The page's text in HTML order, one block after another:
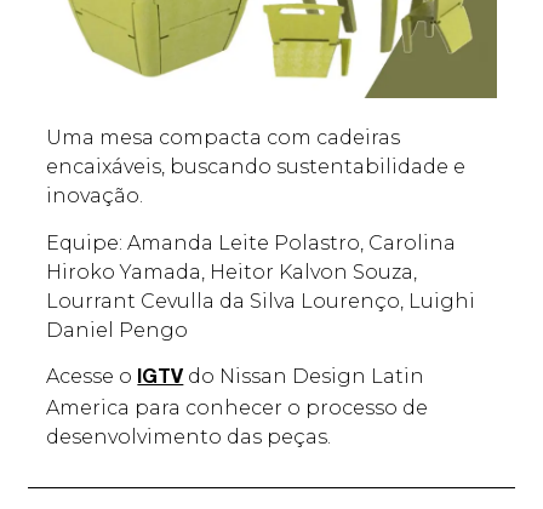
Uma mesa compacta com cadeiras
encaixáveis, buscando sustentabilidade e
inovação.
Equipe: Amanda Leite Polastro, Carolina
Hiroko Yamada, Heitor Kalvon Souza,
Lourrant Cevulla da Silva Lourenço, Luighi
Daniel Pengo
Acesse o IGTV do Nissan Design Latin
America para conhecer o processo de
desenvolvimento das peças.